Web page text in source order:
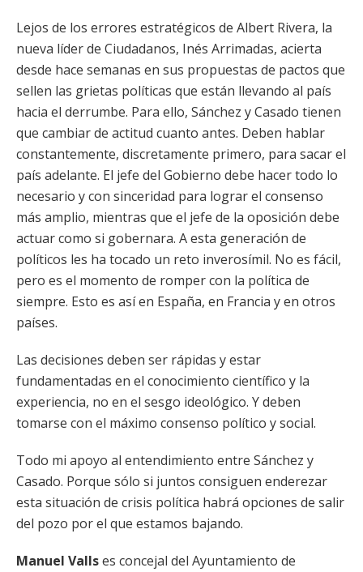
Lejos de los errores estratégicos de Albert Rivera, la
nueva líder de Ciudadanos, Inés Arrimadas, acierta
desde hace semanas en sus propuestas de pactos que
sellen las grietas políticas que están llevando al país
hacia el derrumbe. Para ello, Sánchez y Casado tienen
que cambiar de actitud cuanto antes. Deben hablar
constantemente, discretamente primero, para sacar el
país adelante. El jefe del Gobierno debe hacer todo lo
necesario y con sinceridad para lograr el consenso
más amplio, mientras que el jefe de la oposición debe
actuar como si gobernara. A esta generación de
políticos les ha tocado un reto inverosímil. No es fácil,
pero es el momento de romper con la política de
siempre. Esto es así en España, en Francia y en otros
países.
Las decisiones deben ser rápidas y estar
fundamentadas en el conocimiento científico y la
experiencia, no en el sesgo ideológico. Y deben
tomarse con el máximo consenso político y social.
Todo mi apoyo al entendimiento entre Sánchez y
Casado. Porque sólo si juntos consiguen enderezar
esta situación de crisis política habrá opciones de salir
del pozo por el que estamos bajando.
Manuel Vallses concejal del Ayuntamiento de